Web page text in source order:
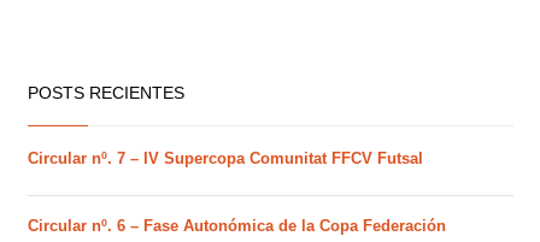
POSTS RECIENTES
Circular nº. 7 – IV Supercopa Comunitat FFCV Futsal
Circular nº. 6 – Fase Autonómica de la Copa Federación